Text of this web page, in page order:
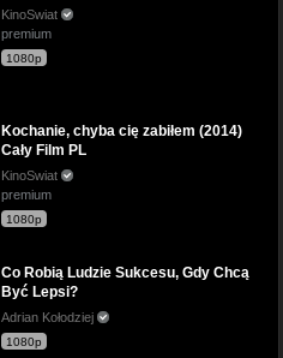
KinoSwiat
premium
1080p
Kochanie, chyba cię zabiłem (2014)
Cały Film PL
KinoSwiat
premium
1080p
Co Robią Ludzie Sukcesu, Gdy Chcą
Być Lepsi?
Adrian Kołodziej
1080p